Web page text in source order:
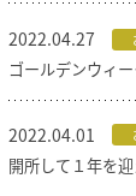
2022.04.27
ゴールデンウィ
2022.04.01
開所して１年を迎